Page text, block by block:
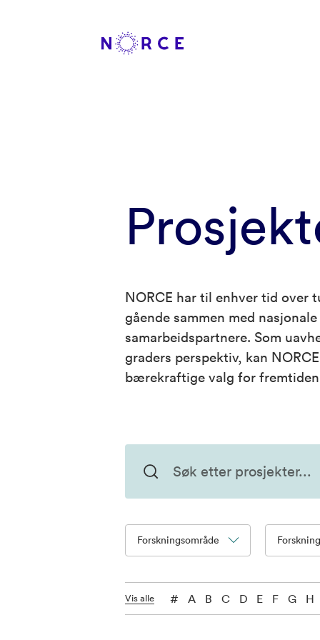
NORCE har til enhver tid over
gående sammen med
samarbeidspartnere. Som
graders perspektiv, kan
bærekraftige valg for
Forskningsområde
Vis alle # A B C D E F G H